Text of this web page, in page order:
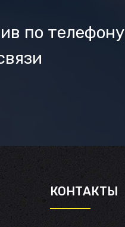
по телефону
КОНТАКТЫ